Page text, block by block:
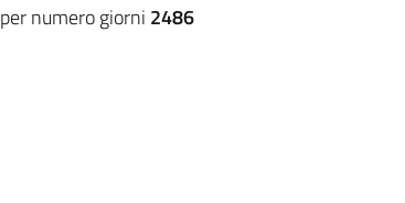
per numero giorni 2486